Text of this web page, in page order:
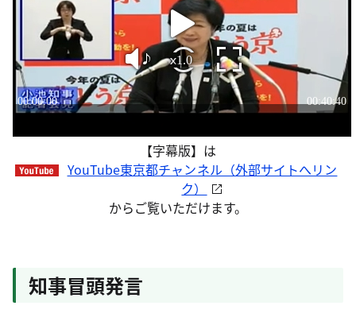
【字幕版】は
YouTube東京都チャンネル（外部サイトへリン
ク）
からご覧いただけます。
知事冒頭発言